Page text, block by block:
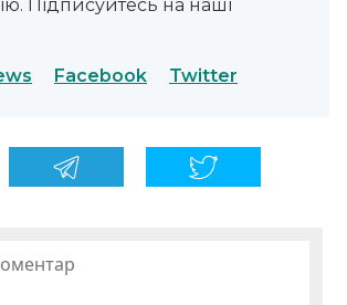
Підписуйтесь на наші
Facebook Twitter